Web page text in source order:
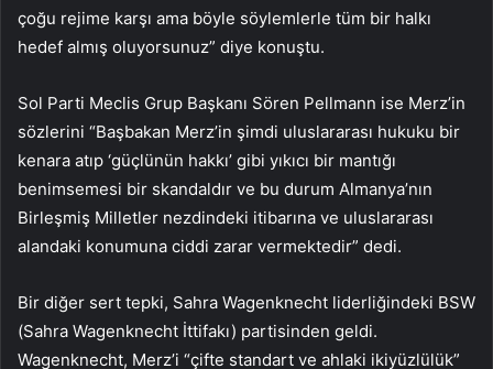
çoğu rejime karşı ama böyle söylemlerle tüm bir halkı
hedef almış oluyorsunuz” diye konuştu.
Sol Parti Meclis Grup Başkanı Sören Pellmann ise Merz’in
sözlerini “Başbakan Merz’in şimdi uluslararası hukuku bir
kenara atıp ‘güçlünün hakkı’ gibi yıkıcı bir mantığı
benimsemesi bir skandaldır ve bu durum Almanya’nın
Birleşmiş Milletler nezdindeki itibarına ve uluslararası
alandaki konumuna ciddi zarar vermektedir” dedi.
Bir diğer sert tepki, Sahra Wagenknecht liderliğindeki BSW
(Sahra Wagenknecht İttifakı) partisinden geldi.
Wagenknecht, Merz’i “çifte standart ve ahlaki ikiyüzlülük”